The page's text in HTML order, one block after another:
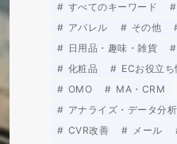
すべてのキーワード
アパレル
その他
日用品・趣味・雑貨
化粧品
ECお役立ち
OMO
MA・CRM
アナライズ・データ分析
CVR改善
メール